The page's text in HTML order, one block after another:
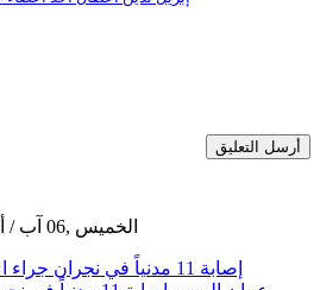
أرسل التعليق
GMT 21:59 2026 الخميس ,06 آب / أغسطس
إصابة 11 مدنياً في نجران جراء اعتداءات حوثية بالمقذوفات